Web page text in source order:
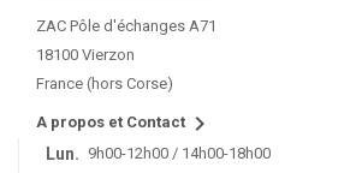
ZAC Pôle d'échanges A71
18100 Vierzon
France (hors Corse)
A propos et Contact 
Lun. 9h00-12h00 / 14h00-18h00